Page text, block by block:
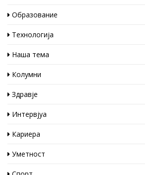
Образование
Технологија
Наша тема
Колумни
Здравје
Интервјуа
Кариера
Уметност